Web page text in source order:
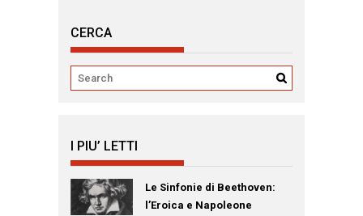
CERCA
I PIU’ LETTI
Le Sinfonie di Beethoven:
l’Eroica e Napoleone